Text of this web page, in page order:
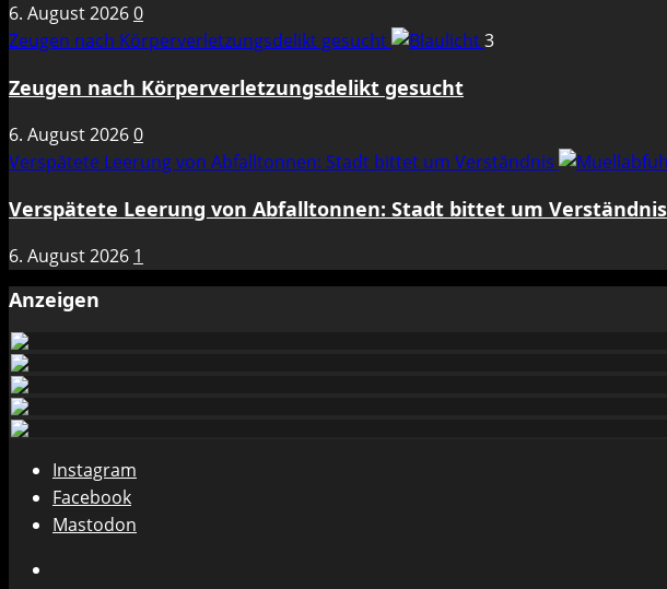
6. August 20260
Zeugen nach Körperverletzungsdelikt gesucht
3
Zeugen nach Körperverletzungsdelikt gesucht
6. August 20260
Verspätete Leerung von Abfalltonnen: Stadt bittet um Verständnis
Verspätete Leerung von Abfalltonnen: Stadt bittet um Verständnis
6. August 2026 1
Anzeigen
Instagram
Facebook
Mastodon